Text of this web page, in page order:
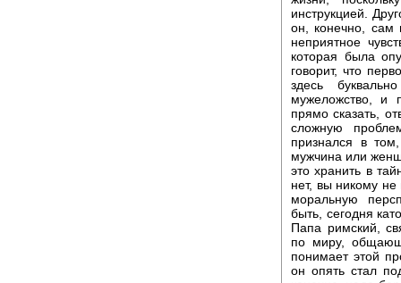
инструкцией.
он, конечно, сам
неприятное
которая была
говорит, что
здесь
мужеложство, и
прямо сказать,
сложную
признался в
мужчина или
это хранить в
нет, вы никому не
моральную
быть, сегодня
Папа римский,
по миру,
понимает этой
он опять стал